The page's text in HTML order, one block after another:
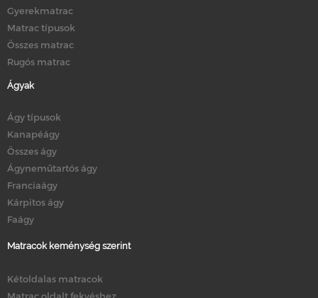
Gyerekmatrac
Matrac típusok
Összes matrac
Rugós matrac
Ágyak
Ágy típusok
Kanapéágy
Összes ágy
Ágyneműtartós ágy
Franciaágy
Kárpitos ágy
Faágy
Matracok keménység szerint
Kétoldalas matracok
Matrac oldalt fekvéshez